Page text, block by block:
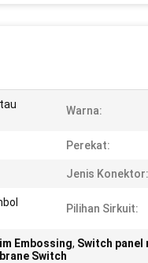
Warna:
Perekat:
Jenis Konektor:
Pilihan Sirkuit:
Embossing, Switch
Switch